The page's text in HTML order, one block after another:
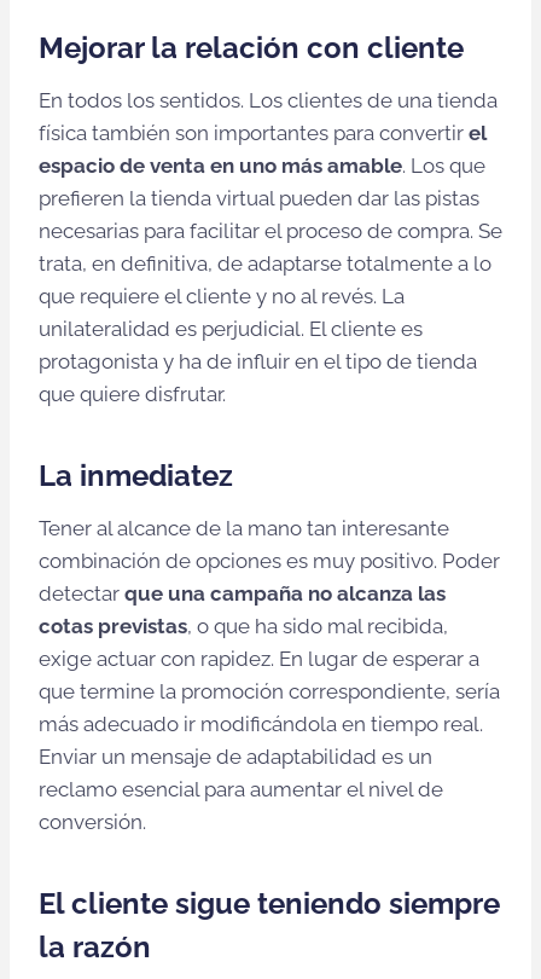
Mejorar la relación con cliente
En todos los sentidos. Los clientes de una tienda
física también son importantes para convertir el
espacio de venta en uno más amable. Los que
prefieren la tienda virtual pueden dar las pistas
necesarias para facilitar el proceso de compra. Se
trata, en definitiva, de adaptarse totalmente a lo
que requiere el cliente y no al revés. La
unilateralidad es perjudicial. El cliente es
protagonista y ha de influir en el tipo de tienda
que quiere disfrutar.
La inmediatez
Tener al alcance de la mano tan interesante
combinación de opciones es muy positivo. Poder
detectar que una campaña no alcanza las
cotas previstas, o que ha sido mal recibida,
exige actuar con rapidez. En lugar de esperar a
que termine la promoción correspondiente, sería
más adecuado ir modificándola en tiempo real.
Enviar un mensaje de adaptabilidad es un
reclamo esencial para aumentar el nivel de
conversión.
El cliente sigue teniendo siempre
la razón